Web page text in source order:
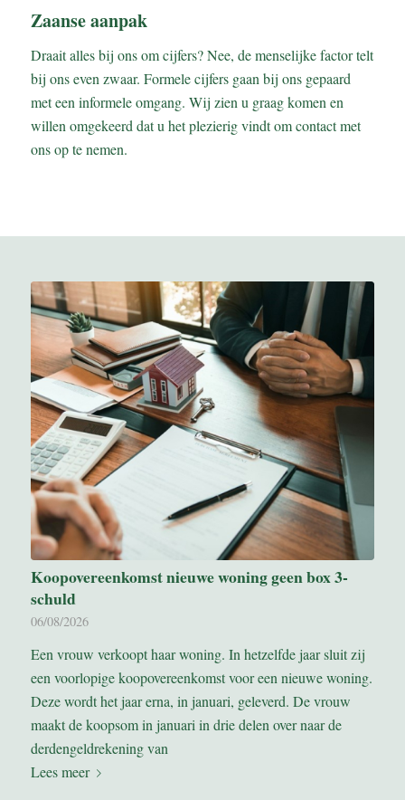
Zaanse aanpak
Draait alles bij ons om cijfers? Nee, de menselijke factor telt
bij ons even zwaar. Formele cijfers gaan bij ons gepaard
met een informele omgang. Wij zien u graag komen en
willen omgekeerd dat u het plezierig vindt om contact met
ons op te nemen.
Koopovereenkomst nieuwe woning geen box 3-
schuld
06/08/2026
Een vrouw verkoopt haar woning. In hetzelfde jaar sluit zij
een voorlopige koopovereenkomst voor een nieuwe woning.
Deze wordt het jaar erna, in januari, geleverd. De vrouw
maakt de koopsom in januari in drie delen over naar de
derdengeldrekening van
Lees meer